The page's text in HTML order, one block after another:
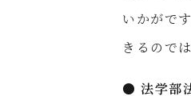
いかがで
きるので
● 法学部